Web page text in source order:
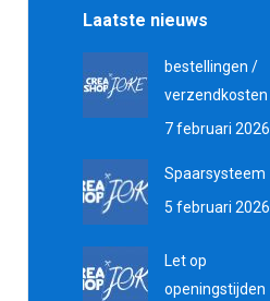
Laatste nieuws
bestellingen /
verzendkosten
7 februari 2026
Spaarsysteem
5 februari 2026
Let op
openingstijden